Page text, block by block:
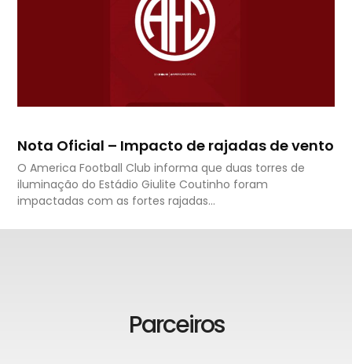
Nota Oficial – Impacto de rajadas de vento
O America Football Club informa que duas torres de
iluminação do Estádio Giulite Coutinho foram
impactadas com as fortes rajadas…
Parceiros